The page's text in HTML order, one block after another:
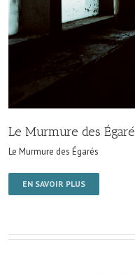
Le Murmure des
Le Murmure des Égarés
EN SAVOIR PLUS